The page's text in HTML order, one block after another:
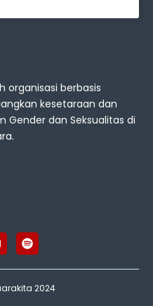
organisasi berbasis
kesetaraan dan
Gender dan Seksualitas di
2024